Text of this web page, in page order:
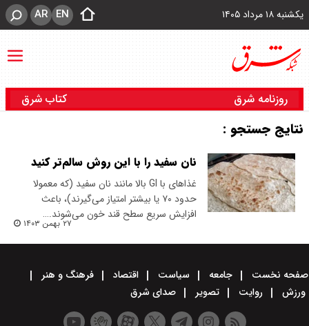
یکشنبه ۱۸ مرداد ۱۴۰۵ EN
AR
روزنامه شرق کتاب شرق
نتایج جستجو :
نان سفید را با این روش سالم‌تر کنید
غذاهای با GI بالا مانند نان سفید (که معمولا
حدود ۷۰ یا بیشتر امتیاز می‌گیرند)، باعث
افزایش سریع سطح قند خون می‌شوند.…
۲۷ بهمن ۱۴۰۳
صفحه نخست جامعه سیاست اقتصاد
فرهنگ و هنر
ورزش
روایت تصویر صدای شرق